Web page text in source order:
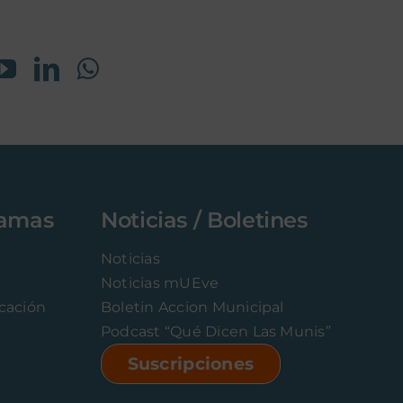
Noticias / Boletines
Noticias
Noticias mUEve
Boletin Accion Municipal
Podcast “Qué Dicen Las Munis”
Suscripciones